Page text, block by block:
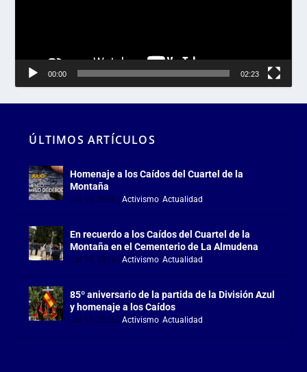
00:00 02:23
ÚLTIMOS ARTÍCULOS
Homenaje a los Caídos del Cuartel de la
Montaña
Jul 18, 2026 |Activismo,Actualidad
En recuerdo a los Caídos del Cuartel de la
Montaña en el Cementerio de La Almudena
Jul 18, 2026 |Activismo,Actualidad
85º aniversario de la partida de la División Azul
y homenaje a los Caídos
Jul 15, 2026 |Activismo,Actualidad